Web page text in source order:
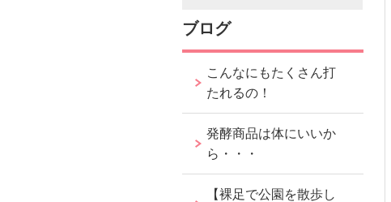
ブログ
こんなにもたくさん打
たれるの！
発酵商品は体にいいか
ら・・・
【裸足で公園を散歩し